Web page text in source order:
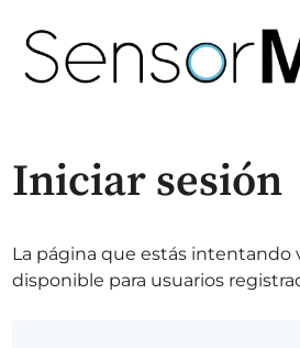
Iniciar sesión
La página que estás intentando
disponible para usuarios